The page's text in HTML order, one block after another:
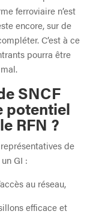
ferroviaire n’est
encore, sur de
C’est à ce
pourra être
SNCF
potentiel
RFN ?
de
GI :
au réseau,
efficace et